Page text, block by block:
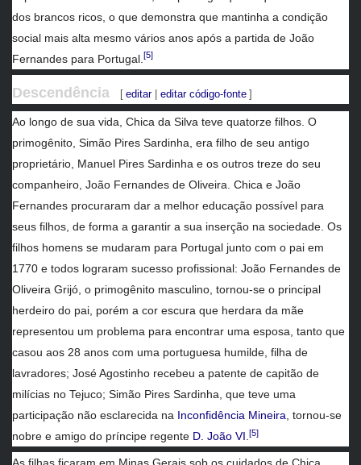
dos brancos ricos, o que demonstra que mantinha a condição
social mais alta mesmo vários anos após a partida de João
Fernandes para Portugal. [5]
Descendência [ editar|editar código-fonte ]
Ao longo de sua vida, Chica da Silva teve quatorze filhos. O
primogênito, Simão Pires Sardinha, era filho de seu antigo
proprietário, Manuel Pires Sardinha e os outros treze do seu
companheiro, João Fernandes de Oliveira. Chica e João
Fernandes procuraram dar a melhor educação possível para
seus filhos, de forma a garantir a sua inserção na sociedade. Os
filhos homens se mudaram para Portugal junto com o pai em
1770 e todos lograram sucesso profissional: João Fernandes de
Oliveira Grijó, o primogênito masculino, tornou-se o principal
herdeiro do pai, porém a cor escura que herdara da mãe
representou um problema para encontrar uma esposa, tanto que
casou aos 28 anos com uma portuguesa humilde, filha de
lavradores; José Agostinho recebeu a patente de capitão de
milícias no Tejuco; Simão Pires Sardinha, que teve uma
participação não esclarecida na Inconfidência Mineira, tornou-se
nobre e amigo do príncipe regente D. João VI.[5]